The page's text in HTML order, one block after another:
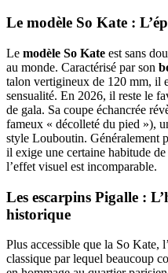
Le modèle So Kate :
Le modèle So Kate est sans
au monde. Caractérisé par son
talon vertigineux de 120 mm, il
sensualité. En 2026, il reste le
de gala. Sa coupe échancrée
fameux « décolleté du pied »),
style Louboutin. Généralement
il exige une certaine habitude de
l’effet visuel est incomparable.
Les escarpins Pigalle :
historique
Plus accessible que la So Kate, l’
classique par lequel beaucoup